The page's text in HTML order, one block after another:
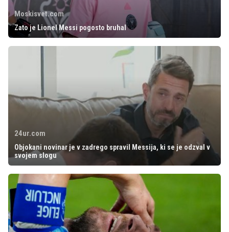
Moskisvet.com
Zato je Lionel Messi pogosto bruhal
24ur.com
Objokani novinar je v zadrego spravil Messija, ki se je odzval v
svojem slogu